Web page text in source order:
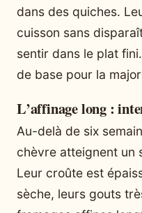
dans des quiches.
cuisson sans
sentir dans le plat
de base pour la
L’affinage long :
Au-delà de six
chèvre atteignent un
Leur croûte est
sèche, leurs gouts